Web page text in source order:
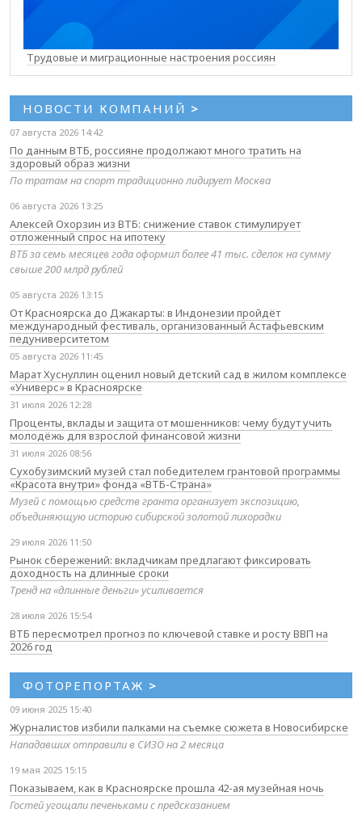
Трудовые и миграционные настроения россиян
НОВОСТИ КОМПАНИЙ >
07 августа 2026 14:42
По данным ВТБ, россияне продолжают много тратить на
здоровый образ жизни
По тратам на спорт традиционно лидирует Москва
06 августа 2026 13:25
Алексей Охорзин из ВТБ: снижение ставок стимулирует
отложенный спрос на ипотеку
ВТБ за семь месяцев года оформил более 41 тыс. сделок на сумму
свыше 200 млрд рублей
05 августа 2026 13:15
От Красноярска до Джакарты: в Индонезии пройдёт
международный фестиваль, организованный Астафьевским
педуниверситетом
05 августа 2026 11:45
Марат Хуснуллин оценил новый детский сад в жилом комплексе
«Универс» в Красноярске
31 июля 2026 12:28
Проценты, вклады и защита от мошенников: чему будут учить
молодёжь для взрослой финансовой жизни
31 июля 2026 08:56
Сухобузимский музей стал победителем грантовой программы
«Красота внутри» фонда «ВТБ-Страна»
Музей с помощью средств гранта организует экспозицию,
объединяющую историю сибирской золотой лихорадки
29 июля 2026 11:50
Рынок сбережений: вкладчикам предлагают фиксировать
доходность на длинные сроки
Тренд на «длинные деньги» усиливается
28 июля 2026 15:54
ВТБ пересмотрел прогноз по ключевой ставке и росту ВВП на
2026 год
ФОТОРЕПОРТАЖ >
09 июня 2025 15:40
Журналистов избили палками на съемке сюжета в Новосибирске
Нападавших отправили в СИЗО на 2 месяца
19 мая 2025 15:15
Показываем, как в Красноярске прошла 42-ая музейная ночь
Гостей угощали печеньками с предсказанием